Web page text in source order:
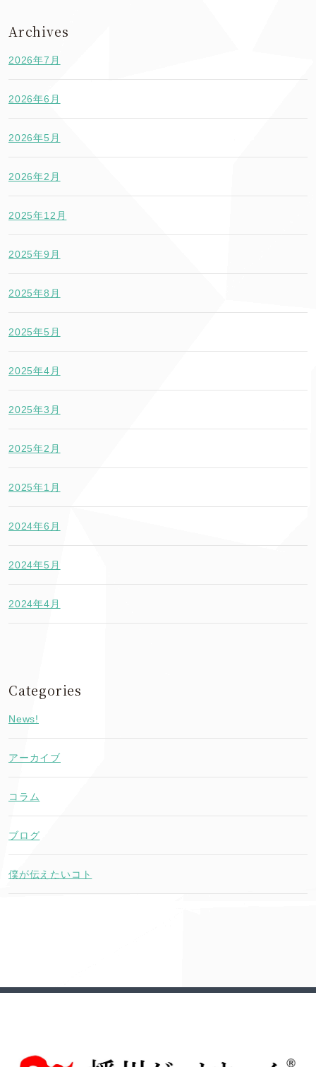
Archives
2026年7月
2026年6月
2026年5月
2026年2月
2025年12月
2025年9月
2025年8月
2025年5月
2025年4月
2025年3月
2025年2月
2025年1月
2024年6月
2024年5月
2024年4月
Categories
News!
アーカイブ
コラム
ブログ
僕が伝えたいコト